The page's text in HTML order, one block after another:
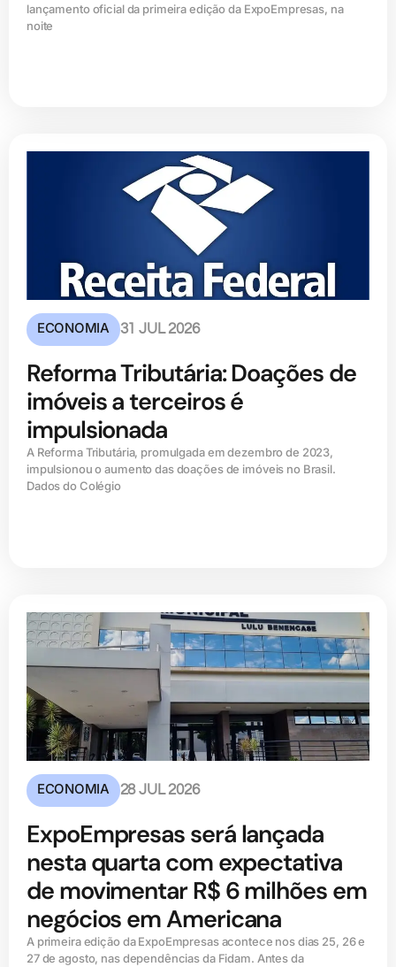
lançamento oficial da primeira edição da ExpoEmpresas, na
noite
ECONOMIA 31 JUL 2026
Reforma Tributária: Doações de
imóveis a terceiros é
impulsionada
A Reforma Tributária, promulgada em dezembro de 2023,
impulsionou o aumento das doações de imóveis no Brasil.
Dados do Colégio
ECONOMIA 28 JUL 2026
ExpoEmpresas será lançada
nesta quarta com expectativa
de movimentar R$ 6 milhões em
negócios em Americana
A primeira edição da ExpoEmpresas acontece nos dias 25, 26 e
27 de agosto, nas dependências da Fidam. Antes da